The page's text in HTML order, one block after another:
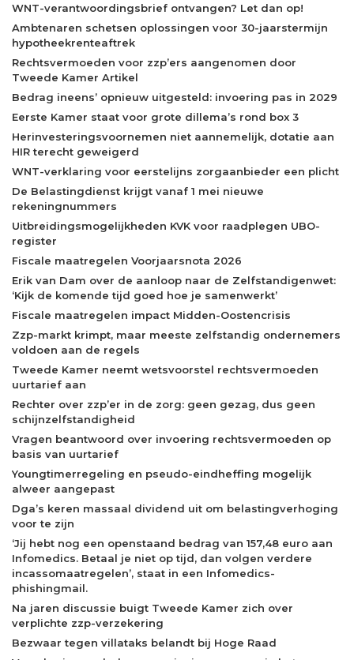
WNT-verantwoordingsbrief ontvangen? Let dan op!
Ambtenaren schetsen oplossingen voor 30-jaarstermijn
hypotheekrenteaftrek
Rechtsvermoeden voor zzp’ers aangenomen door
Tweede Kamer Artikel
Bedrag ineens’ opnieuw uitgesteld: invoering pas in 2029
Eerste Kamer staat voor grote dillema’s rond box 3
Herinvesteringsvoornemen niet aannemelijk, dotatie aan
HIR terecht geweigerd
WNT-verklaring voor eerstelijns zorgaanbieder een plicht
De Belastingdienst krijgt vanaf 1 mei nieuwe
rekeningnummers
Uitbreidingsmogelijkheden KVK voor raadplegen UBO-
register
Fiscale maatregelen Voorjaarsnota 2026
Erik van Dam over de aanloop naar de Zelfstandigenwet:
‘Kijk de komende tijd goed hoe je samenwerkt’
Fiscale maatregelen impact Midden-Oostencrisis
Zzp-markt krimpt, maar meeste zelfstandig ondernemers
voldoen aan de regels
Tweede Kamer neemt wetsvoorstel rechtsvermoeden
uurtarief aan
Rechter over zzp’er in de zorg: geen gezag, dus geen
schijnzelfstandigheid
Vragen beantwoord over invoering rechtsvermoeden op
basis van uurtarief
Youngtimerregeling en pseudo-eindheffing mogelijk
alweer aangepast
Dga’s keren massaal dividend uit om belastingverhoging
voor te zijn
‘Jij hebt nog een openstaand bedrag van 157,48 euro aan
Infomedics. Betaal je niet op tijd, dan volgen verdere
incassomaatregelen’, staat in een Infomedics-
phishingmail.
Na jaren discussie buigt Tweede Kamer zich over
verplichte zzp-verzekering
Bezwaar tegen villataks belandt bij Hoge Raad